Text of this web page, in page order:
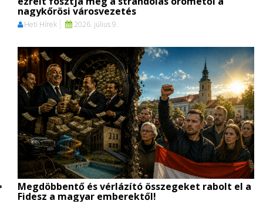
nagykőrösi városvezetés
Heti Hírek 2026. július 9.
Megdöbbentő és vérlázító összegeket rabolt el a
Fidesz a magyar emberektől!